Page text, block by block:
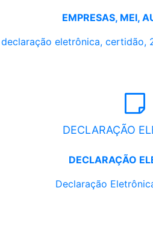
EMPRESAS, MEI,
eletrônica, certidão,
DECLARAÇÃO
DECLARAÇÃO
Declaração